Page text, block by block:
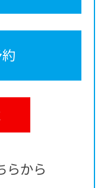
らから